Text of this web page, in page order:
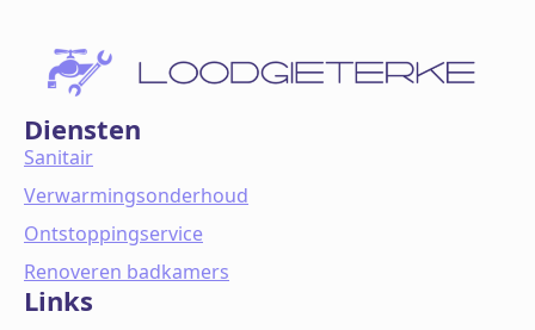
Diensten
Sanitair
Verwarmingsonderhoud
Ontstoppingservice
Renoveren badkamers
Links